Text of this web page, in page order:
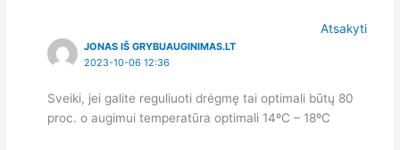
Atsakyti
JONAS IŠ GRYBUAUGINIMAS.LT
2023-10-06 12:36
Sveiki, jei galite reguliuoti drėgmę tai optimali būtų 80
proc. o augimui temperatūra optimali 14ºC – 18ºC